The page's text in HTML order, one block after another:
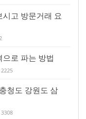
고 방문거래 요
로 파는 방법
2225
청도 강원도 삼
3308